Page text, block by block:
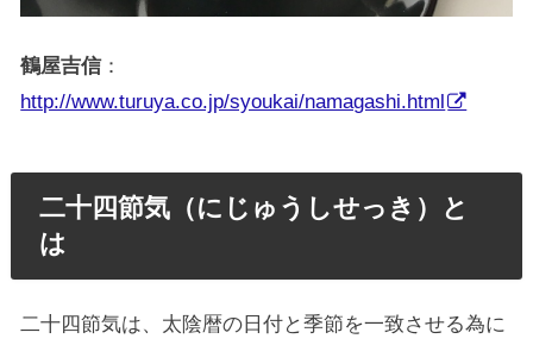
鶴屋吉信：
http://www.turuya.co.jp/syoukai/namagashi.html
二十四節気（にじゅうしせっき）と
は
二十四節気は、太陰暦の日付と季節を一致させる為に